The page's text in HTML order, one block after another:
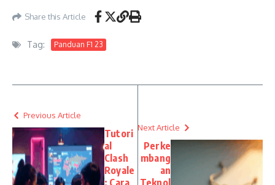
Share this Article
Tag: Panduan F1 23
Previous Article
Tutori
al
Clash
Royale
: Cara
Next Article
Perke
mbang
an
Teknol